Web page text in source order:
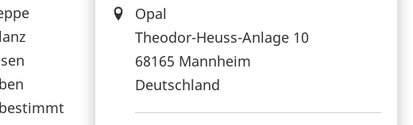
Opal
Theodor-Heuss-Anlage 10
68165 Mannheim
Deutschland